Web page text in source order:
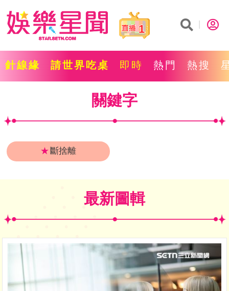
1
針線緣 請世界吃桌 即時 熱門 熱搜
關鍵字
★ 斷捨離
最新圖輯